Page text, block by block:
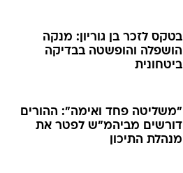
בטקס לזכר בן גוריון: מנקה
הושפלה והופשטה בבדיקה
ביטחונית
"משליטה פחד ואימה": ההורים
דורשים מביהמ"ש לפטר את
מנהלת התיכון